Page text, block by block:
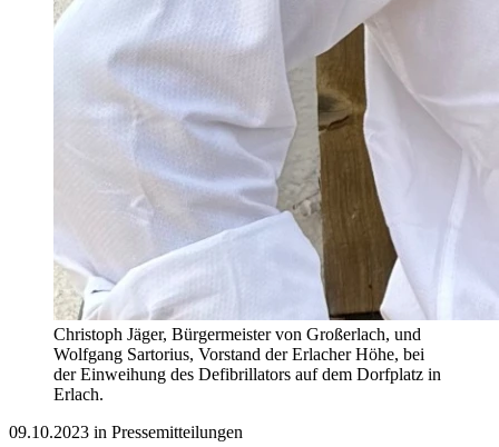
Christoph Jäger, Bürgermeister von Großerlach, und
Wolfgang Sartorius, Vorstand der Erlacher Höhe, bei
der Einweihung des Defibrillators auf dem Dorfplatz in
Erlach.
09.10.2023 in Pressemitteilungen